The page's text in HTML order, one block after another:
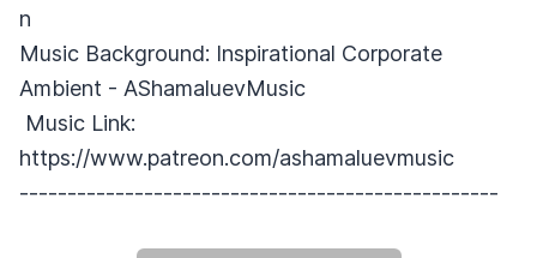
n
Music Background: Inspirational Corporate
Ambient - AShamaluevMusic
Music Link:
https://www.patreon.com/ashamaluevmusic
--------------------------------------------------